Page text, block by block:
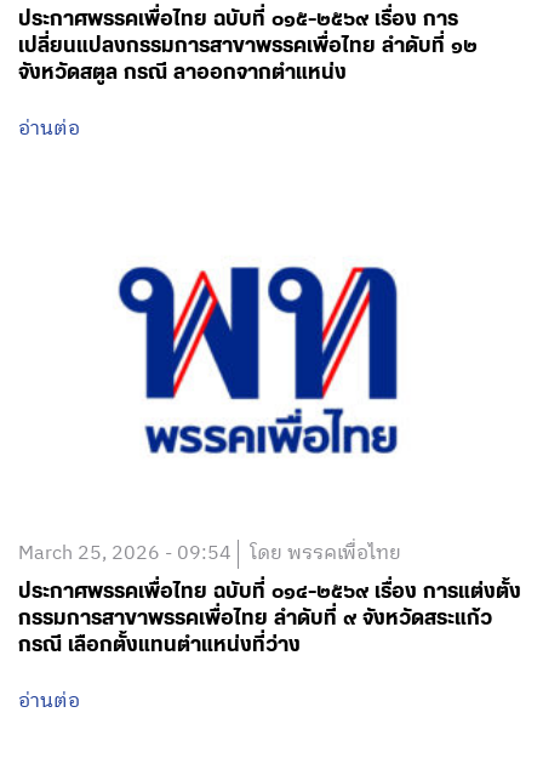
ประกาศพรรคเพื่อไทย ฉบับที่ ๐๑๕-๒๕๖๙ เรื่อง การ
เปลี่ยนแปลงกรรมการสาขาพรรคเพื่อไทย ลำดับที่ ๑๒
จังหวัดสตูล กรณี ลาออกจากตำแหน่ง
อ่านต่อ
March 25, 2026 - 09:54 โดย พรรคเพื่อไทย
ประกาศพรรคเพื่อไทย ฉบับที่ ๐๑๔-๒๕๖๙ เรื่อง การแต่งตั้ง
กรรมการสาขาพรรคเพื่อไทย ลำดับที่ ๙ จังหวัดสระแก้ว
กรณี เลือกตั้งแทนตำแหน่งที่ว่าง
อ่านต่อ